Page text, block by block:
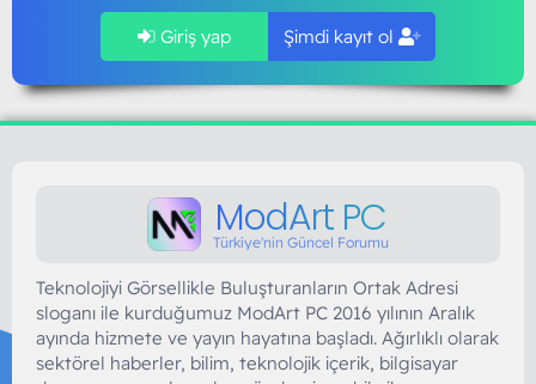
Giriş yap Şimdi kayıt ol
ModArt PC
Türkiye'nin Güncel Forumu
Teknolojiyi Görsellikle Buluşturanların Ortak Adresi
sloganı ile kurduğumuz ModArt PC 2016 yılının Aralık
ayında hizmete ve yayın hayatına başladı. Ağırlıklı olarak
sektörel haberler, bilim, teknolojik içerik, bilgisayar